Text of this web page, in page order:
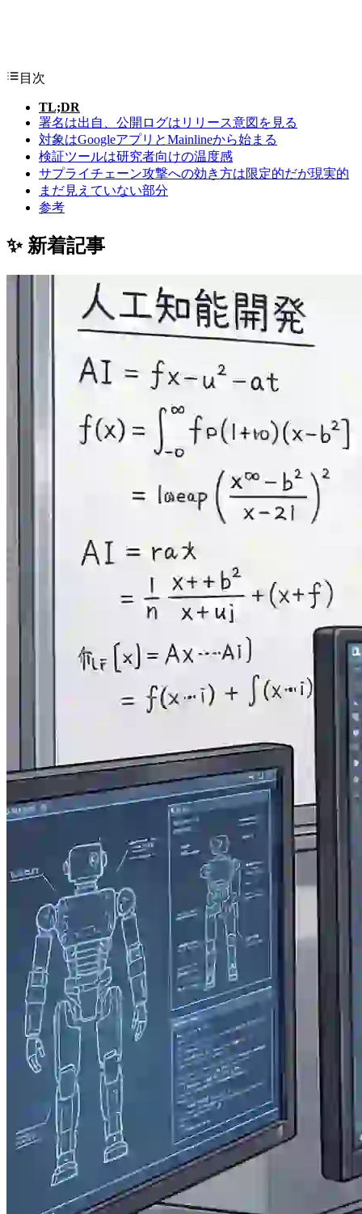
目次
TL;DR
署名は出自、公開ログはリリース意図を見る
対象はGoogleアプリとMainlineから始まる
検証ツールは研究者向けの温度感
サプライチェーン攻撃への効き方は限定的だが現実的
まだ見えていない部分
参考
✨ 新着記事